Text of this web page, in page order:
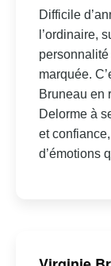
Difficile
l’ordinaire,
personnalité
marquée.
Bruneau en
Delorme à
et
d’émotions